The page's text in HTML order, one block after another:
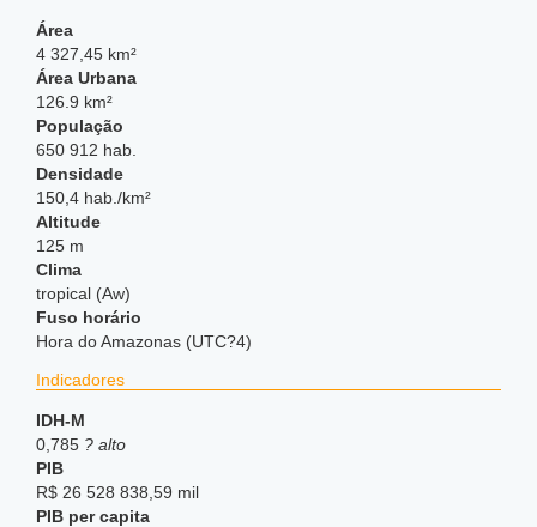
Área
4 327,45 km²
Área Urbana
126.9 km²
População
650 912 hab.
Densidade
150,4 hab./km²
Altitude
125 m
Clima
tropical (Aw)
Fuso horário
Hora do Amazonas (UTC?4)
Indicadores
IDH-M
0,785 ? alto
PIB
R$ 26 528 838,59 mil
PIB per capita